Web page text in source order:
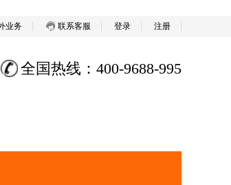
业务 联系客服 登录 注册
全国热线：400-9688-995